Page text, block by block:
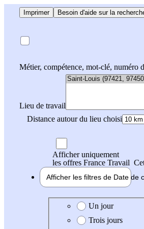
Imprimer Besoin d'aide sur la
Métier, compétence, mot-clé, numéro
Lieu de travail
Distance autour du lieu choisi
Afficher uniquement
les offres France Travail
Afficher les filtres de Date de
Date de création de l'offre
Un jour
Trois jours